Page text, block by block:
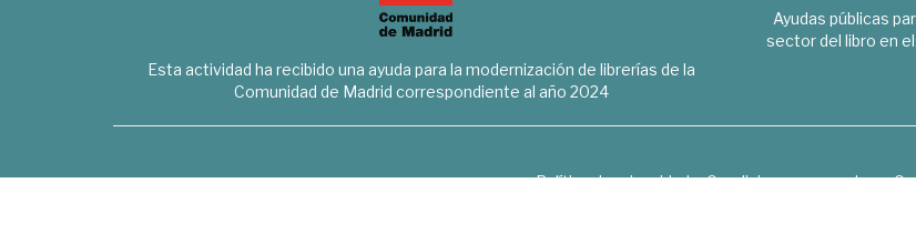
Esta actividad ha recibido una ayuda para la modernización de librerías de la
Comunidad de Madrid correspondiente al año 2024
Ayudas públicas
sector del libro en
Política de privacidad Condiciones generales